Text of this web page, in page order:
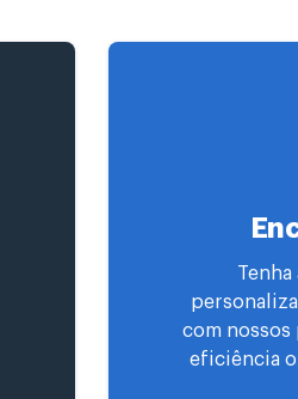
com
eficiência